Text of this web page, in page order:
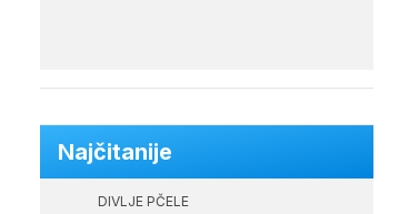
Najčitanije
DIVLJE PČELE